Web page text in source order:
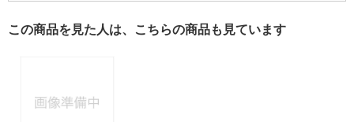
この商品を見た人は、こちらの商品も見ています